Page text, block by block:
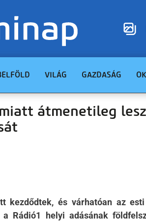
VILÁG GAZDASÁG
átmenetileg
kezdődtek, és várhatóan az
Rádió1 helyi adásának